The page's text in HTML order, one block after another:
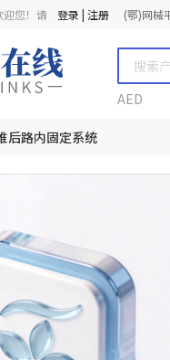
迎您！请 登录 | 注册 (鄂)网械
AED
后路内固定系统